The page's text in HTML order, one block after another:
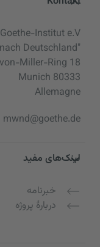
Goethe-Institut e.V.
"Mein Weg nach Deutschland"
Miller-Ring 18
80333 Munich
Allemagne
mwnd@goethe.de
لینک‌های مفید
خبرنامه
دربارهٔ پروژه